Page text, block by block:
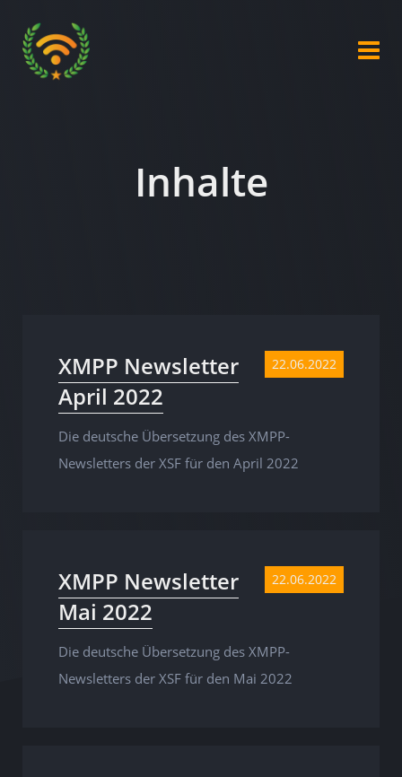
Inhalte
22.06.2022
XMPP Newsletter
April 2022
Die deutsche Übersetzung des XMPP-
Newsletters der XSF für den April 2022
22.06.2022
XMPP Newsletter
Mai 2022
Die deutsche Übersetzung des XMPP-
Newsletters der XSF für den Mai 2022